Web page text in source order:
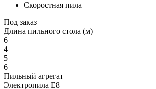
Скоростная пила
Под заказ
Длина пильного стола (м)
6
4
5
6
Пильный агрегат
Электропила Е8